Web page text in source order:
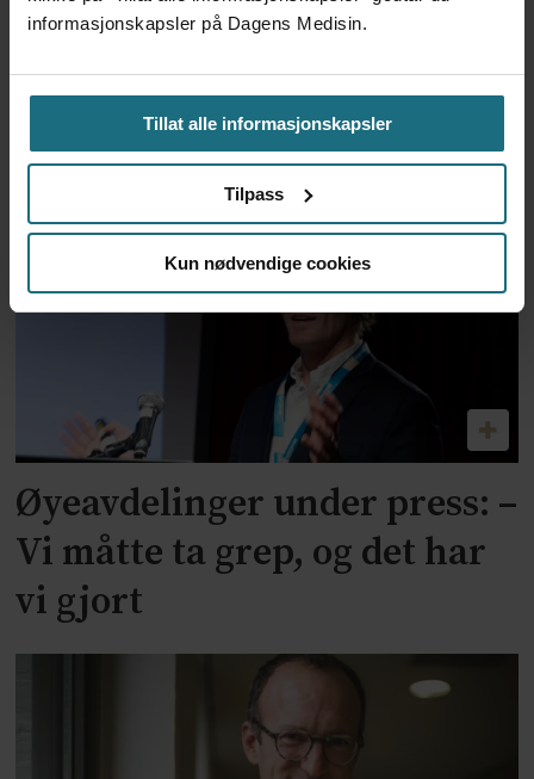
informasjonskapsler på Dagens Medisin.
Tillat alle informasjonskapsler
Tilpass
Kun nødvendige cookies
Senja kommune legger ned
fem av seks sykehjem
Øyeavdelinger under press: –
Vi måtte ta grep, og det har
vi gjort